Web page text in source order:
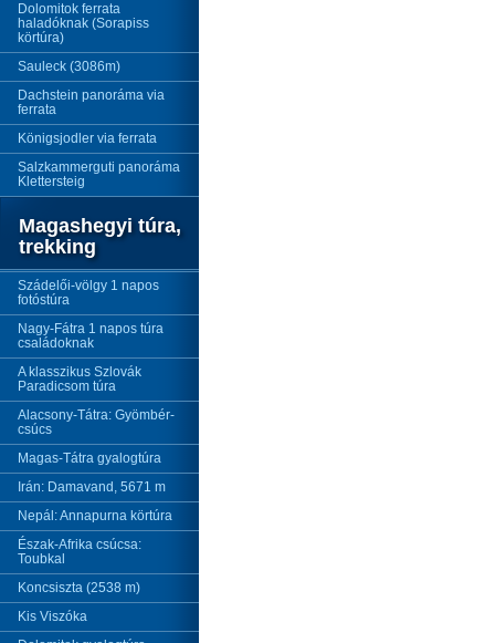
Dolomitok ferrata
haladóknak (Sorapiss
körtúra)
Sauleck (3086m)
Dachstein panoráma via
ferrata
Königsjodler via ferrata
Salzkammerguti panoráma
Klettersteig
Magashegyi túra,
trekking
Szádelői-völgy 1 napos
fotóstúra
Nagy-Fátra 1 napos túra
családoknak
A klasszikus Szlovák
Paradicsom túra
Alacsony-Tátra: Gyömbér-
csúcs
Magas-Tátra gyalogtúra
Irán: Damavand, 5671 m
Nepál: Annapurna körtúra
Észak-Afrika csúcsa:
Toubkal
Koncsiszta (2538 m)
Kis Viszóka